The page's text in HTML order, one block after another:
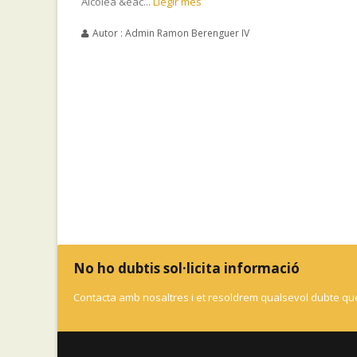
Autor : Admin Ramon Berenguer IV
No ho dubtis sol·licita informació
Contacta amb nosaltres i et resoldrem qualsevol dubte